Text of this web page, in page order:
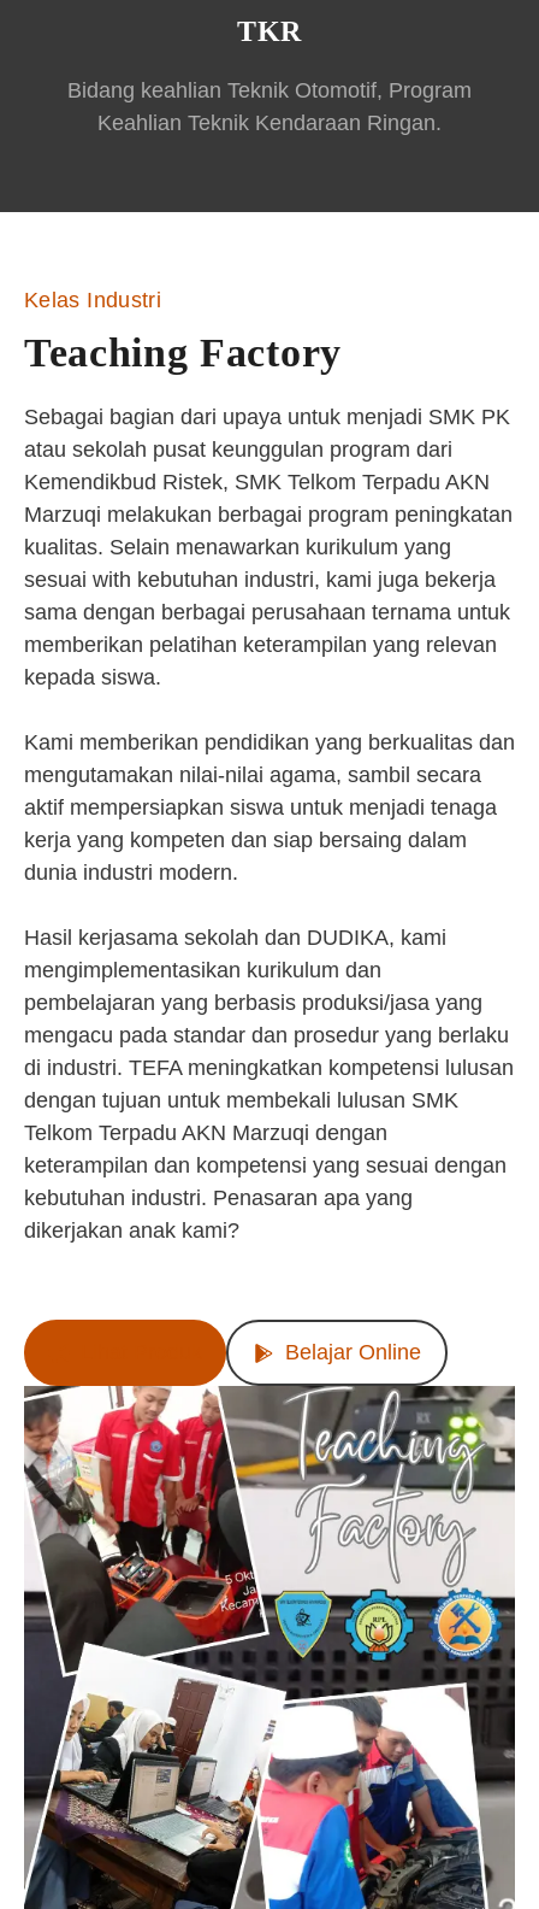
TKR
Bidang keahlian Teknik Otomotif, Program
Keahlian Teknik Kendaraan Ringan.
Kelas Industri
Teaching Factory
Sebagai bagian dari upaya untuk menjadi SMK PK
atau sekolah pusat keunggulan program dari
Kemendikbud Ristek, SMK Telkom Terpadu AKN
Marzuqi melakukan berbagai program peningkatan
kualitas. Selain menawarkan kurikulum yang
sesuai with kebutuhan industri, kami juga bekerja
sama dengan berbagai perusahaan ternama untuk
memberikan pelatihan keterampilan yang relevan
kepada siswa.
Kami memberikan pendidikan yang berkualitas dan
mengutamakan nilai-nilai agama, sambil secara
aktif mempersiapkan siswa untuk menjadi tenaga
kerja yang kompeten dan siap bersaing dalam
dunia industri modern.
Hasil kerjasama sekolah dan DUDIKA, kami
mengimplementasikan kurikulum dan
pembelajaran yang berbasis produksi/jasa yang
mengacu pada standar dan prosedur yang berlaku
di industri. TEFA meningkatkan kompetensi lulusan
dengan tujuan untuk membekali lulusan SMK
Telkom Terpadu AKN Marzuqi dengan
keterampilan dan kompetensi yang sesuai dengan
kebutuhan industri. Penasaran apa yang
dikerjakan anak kami?
Belajar Online